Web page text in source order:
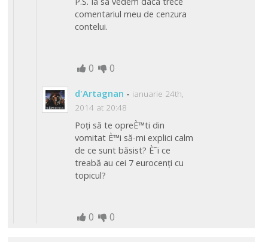
comentariul meu de cenzura
contelui.
0 0
d'Artagnan - ianuarie 24th,
2014 at 20:48
Poți să te opreÈ™ti din
vomitat È™i să-mi explici calm
de ce sunt băsist? È˜i ce
treabă au cei 7 eurocenți cu
topicul?
0 0